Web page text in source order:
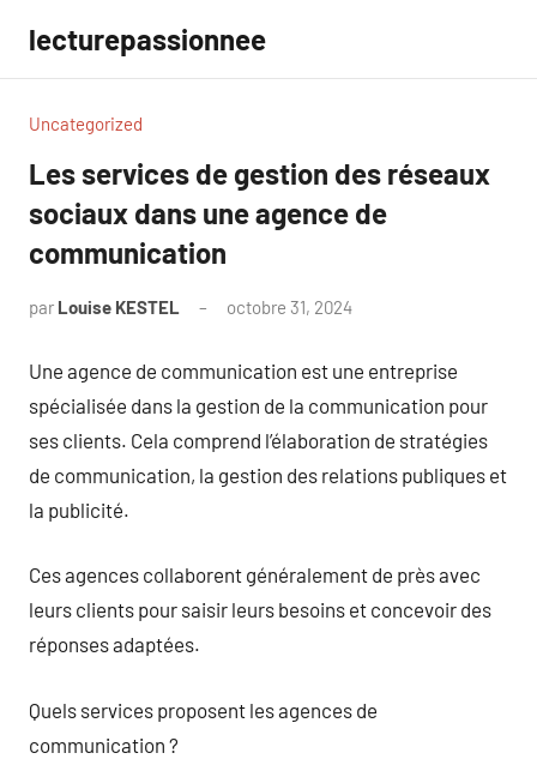
contenu
lecturepassionnee
Uncategorized
Les services de gestion des réseaux
sociaux dans une agence de
communication
par Louise KESTEL octobre 31, 2024
Une agence de communication est une entreprise
spécialisée dans la gestion de la communication pour
ses clients. Cela comprend l’élaboration de stratégies
de communication, la gestion des relations publiques et
la publicité.
Ces agences collaborent généralement de près avec
leurs clients pour saisir leurs besoins et concevoir des
réponses adaptées.
Quels services proposent les agences de
communication ?